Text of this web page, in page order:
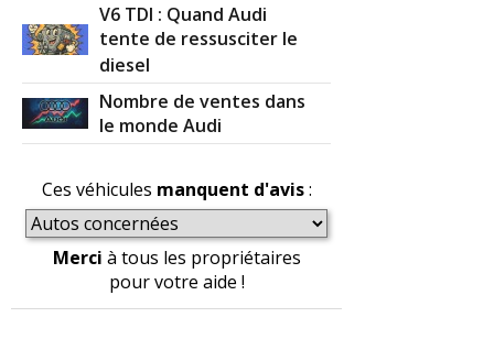
V6 TDI : Quand Audi
tente de ressusciter le
diesel
Nombre de ventes dans
le monde Audi
Ces véhicules manquent d'avis:
Merci à tous les propriétaires
pour votre aide !